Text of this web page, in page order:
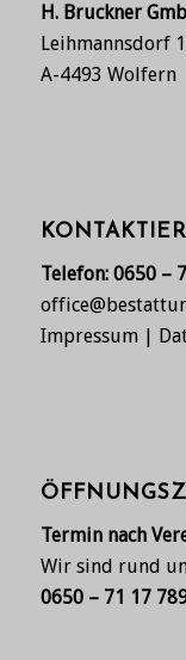
H. Bruckner
Leihmannsdorf
A-4493 Wolfern
Telefon: 0650 –
Impressum|
Termin nach
Wir sind rund
0650 – 71 17